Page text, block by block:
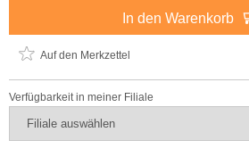
In den Warenkorb
Auf den Merkzettel
Verfügbarkeit in meiner Filiale